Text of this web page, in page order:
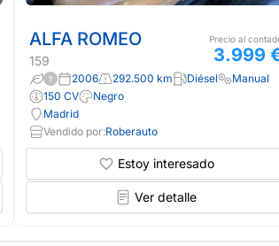
ALFA ROMEO
159
Precio al
3.999
2006 292.500 km Diésel
Manual
150 CV
Negro
Madrid
Vendido por:Roberauto
Estoy interesado
Ver detalle